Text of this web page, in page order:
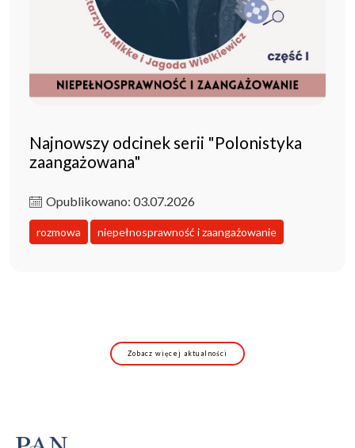
Najnowszy odcinek serii "Polonistyka
zaangażowana"
Opublikowano: 03.07.2026
rozmowa niepełnosprawność i zaangażowanie
Zobacz więcej aktualności